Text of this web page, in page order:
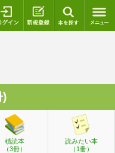
ログイン 新規登録
)
積読本
（3冊）
読みたい本
（1冊）